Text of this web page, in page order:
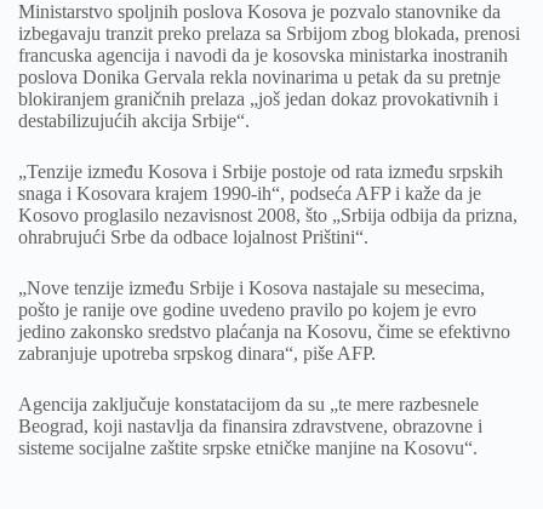
Ministarstvo spoljnih poslova Kosova je pozvalo stanovnike da
izbegavaju tranzit preko prelaza sa Srbijom zbog blokada, prenosi
francuska agencija i navodi da je kosovska ministarka inostranih
poslova Donika Gervala rekla novinarima u petak da su pretnje
blokiranjem graničnih prelaza „još jedan dokaz provokativnih i
destabilizujućih akcija Srbije“.
„Tenzije između Kosova i Srbije postoje od rata između srpskih
snaga i Kosovara krajem 1990-ih“, podseća AFP i kaže da je
Kosovo proglasilo nezavisnost 2008, što „Srbija odbija da prizna,
ohrabrujući Srbe da odbace lojalnost Prištini“.
„Nove tenzije između Srbije i Kosova nastajale su mesecima,
pošto je ranije ove godine uvedeno pravilo po kojem je evro
jedino zakonsko sredstvo plaćanja na Kosovu, čime se efektivno
zabranjuje upotreba srpskog dinara“, piše AFP.
Agencija zaključuje konstatacijom da su „te mere razbesnele
Beograd, koji nastavlja da finansira zdravstvene, obrazovne i
sisteme socijalne zaštite srpske etničke manjine na Kosovu“.